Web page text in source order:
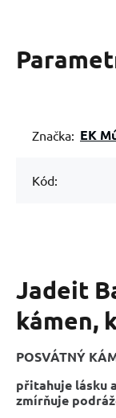
Značka:
Kód:
Jadeit
kámen,
POSVÁTNÝ
přitahuje lásku
zmírňuje